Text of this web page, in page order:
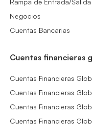
Rampa de Entrada/Salida
Negocios
Cuentas Bancarias
Cuentas financieras
Cuentas Financieras
Cuentas Financieras
Cuentas Financieras
Cuentas Financieras